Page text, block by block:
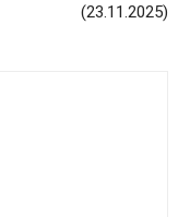
(23.11.2025)